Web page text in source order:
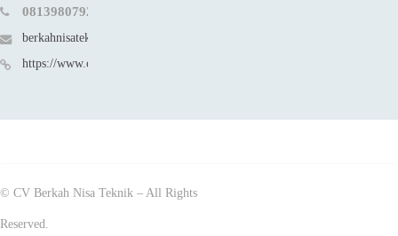
081398079258
berkahnisateknik@gmail.com
https://www.cvberkahnisateknik.co.id
© CV Berkah Nisa Teknik – All Rights
Reserved.